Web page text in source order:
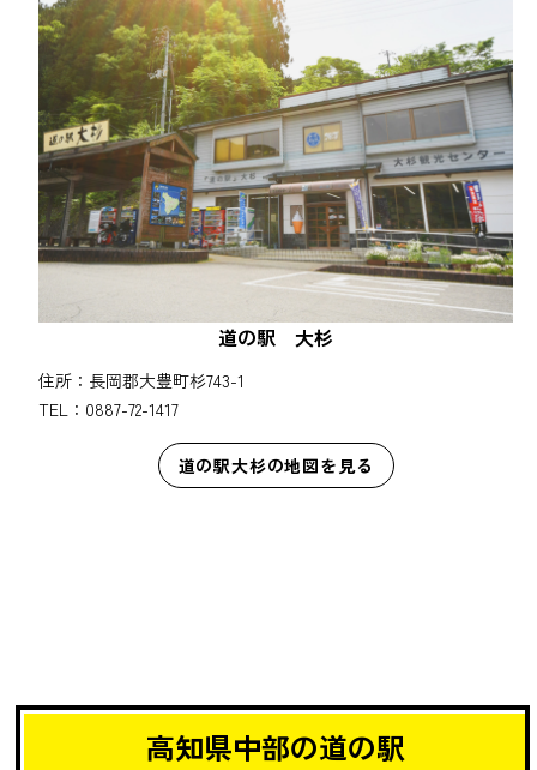
道の駅 大杉
住所：長岡郡大豊町杉743-1
TEL：0887-72-1417
道の駅大杉の地図を見る
高知県中部の道の駅